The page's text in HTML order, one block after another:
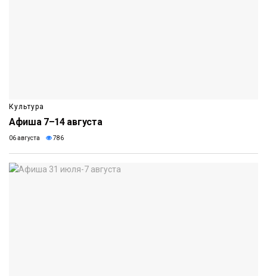
Культура
Афиша 7–14 августа
06 августа 786